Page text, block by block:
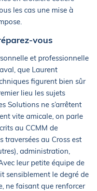
les cas une mise à
vous
et professionnelle
que Laurent
figurent bien sûr
lieu les sujets
Solutions ne s’arrêtent
vite amicale, on parle
au CCMM de
traversées au Cross est
administration,
leur petite équipe de
sensiblement le degré de
ne faisant que renforcer